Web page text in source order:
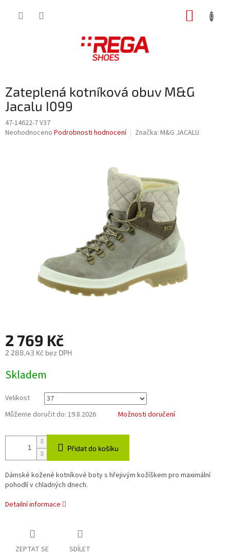
Zateplená kotníková obuv M&G
Jacalu I099
47-14622-7 V37
Průměrné
Neohodnoceno Podrobnosti hodnocení Značka: M&G JACALU
2 769 Kč
2 288,43 Kč bez DPH
cena:
Skladem
Velikost
Můžeme doručit do: 19.8.2026 Možnosti doručení
Přidat do košíku
Dámské kožené kotníkové boty s hřejivým kožíškem pro maximální
pohodlí v chladných dnech.
Detailní informace
ZEPTAT SE SDÍLET